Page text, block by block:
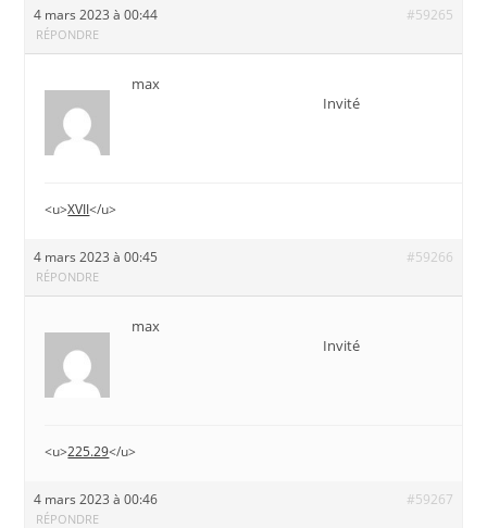
4 mars 2023 à 00:44 #59265
RÉPONDRE
max
Invité
<u>XVII</u>
4 mars 2023 à 00:45 #59266
RÉPONDRE
max
Invité
<u>225.29</u>
4 mars 2023 à 00:46 #59267
RÉPONDRE